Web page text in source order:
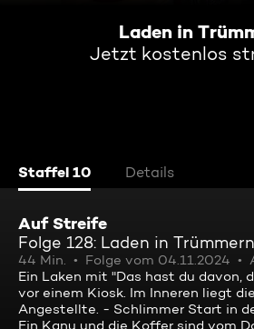
Laden in
Jetzt kostenlos
Staffel 10 Details
Auf Streife
Folge 128: Laden in Trümmern
44 Min. Folge vom 04.11.2024
Ein Laken mit "Das hast du davon,
vor einem Kiosk. Im Inneren liegt
Angestellte. - Schlimmer Start in
Ein Kanu und die Koffer sind vom